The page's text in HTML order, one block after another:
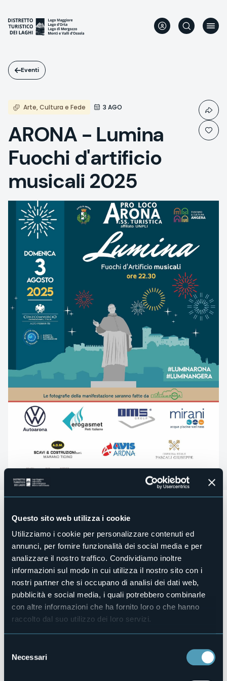
Questo sito web utilizza i cookie
Utilizziamo i cookie per personalizzare contenuti ed
annunci, per fornire funzionalità dei social media e per
analizzare il nostro traffico. Condividiamo inoltre
informazioni sul modo in cui utilizza il nostro sito con i
nostri partner che si occupano di analisi dei dati web,
pubblicità e social media, i quali potrebbero combinarle
con altre informazioni che ha fornito loro o che hanno
raccolto dal suo utilizzo dei loro servizi.
delNecessari
contenuto
principale
Eventi
Arte, Cultura e Fede 3 AGO
ARONA - Lumina
Fuochi d'artificio
musicali 2025
lungolago della cittàper lo spettacolo piromusicale ,
anni precedenti chiamato Lunga Notte.
Il servizio di trenino turistico Arona Express Tour sarà attivo
in occasione dei fuochi artificiali domenica 3 agosto anche
alla sera, orari in allegato.
Organizzatore
Associazione Turistica Pro Loco di Arona APS - Ascom
Arona - Pro Loco di Dagnente Felice Cavallotti APS - CRI
comitato di Arona - Città di Arona - Statua San Carlo
Lungolago di Arona